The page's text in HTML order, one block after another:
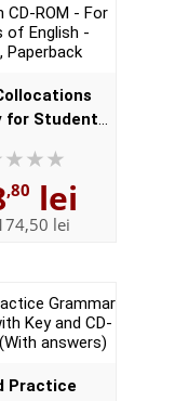
for Students
of English -
Paperback
,80 lei
lei
Practice